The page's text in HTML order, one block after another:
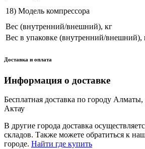
18) Модель компрессора
Вес (внутренний/внешний), кг
Вес в упаковке (внутренний/внешний),
Доставка и оплата
Информация о доставке
Бесплатная доставка по городу
Актау
В другие города доставка
складов. Также можете обратиться к
городе. Найти где купить